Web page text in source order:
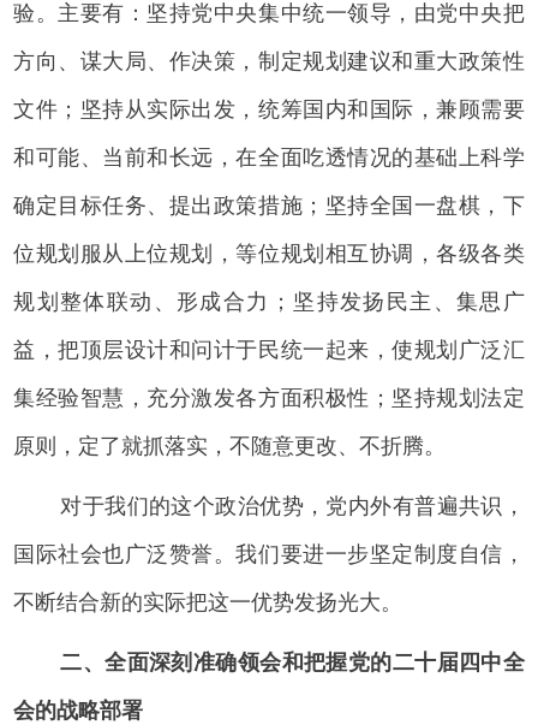
验。主要有：坚持党中央集中统一领导，由党中央把
方向、谋大局、作决策，制定规划建议和重大政策性
文件；坚持从实际出发，统筹国内和国际，兼顾需要
和可能、当前和长远，在全面吃透情况的基础上科学
确定目标任务、提出政策措施；坚持全国一盘棋，下
位规划服从上位规划，等位规划相互协调，各级各类
规划整体联动、形成合力；坚持发扬民主、集思广
益，把顶层设计和问计于民统一起来，使规划广泛汇
集经验智慧，充分激发各方面积极性；坚持规划法定
原则，定了就抓落实，不随意更改、不折腾。
对于我们的这个政治优势，党内外有普遍共识，
国际社会也广泛赞誉。我们要进一步坚定制度自信，
不断结合新的实际把这一优势发扬光大。
二、全面深刻准确领会和把握党的二十届四中全
会的战略部署